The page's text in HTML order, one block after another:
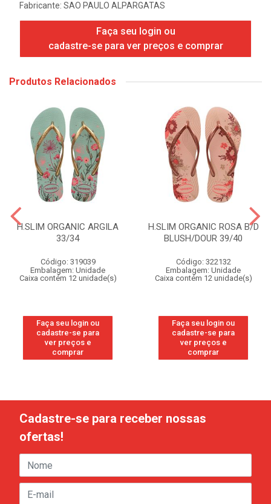
Fabricante: SAO PAULO ALPARGATAS
Faça seu login ou
cadastre-se para ver preços e comprar
Produtos Relacionados
H.SLIM ORGANIC ARGILA
33/34
Código: 319039
Embalagem: Unidade
Caixa contém 12 unidade(s)
Faça seu login ou
cadastre-se para
ver preços e
comprar
H.SLIM ORGANIC ROSA B/D
BLUSH/DOUR 39/40
Código: 322132
Embalagem: Unidade
Caixa contém 12 unidade(s)
Faça seu login ou
cadastre-se para
ver preços e
comprar
Cadastre-se para receber nossas
ofertas!